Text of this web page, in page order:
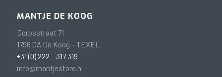
MANTJE DE KOOG
Dorpsstraat 71
1796 CA De Koog – TEXEL
+31 (0) 222 – 317 319
info@mantjestore.nl